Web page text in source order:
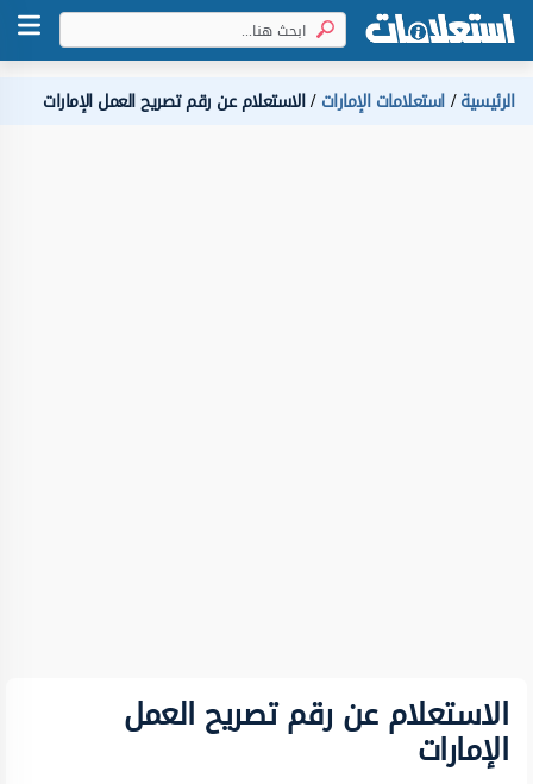
الرئيسية استعلامات الإمارات الاستعلام عن رقم تصريح العمل الإمارات
الاستعلام عن رقم تصريح العمل
الإمارات